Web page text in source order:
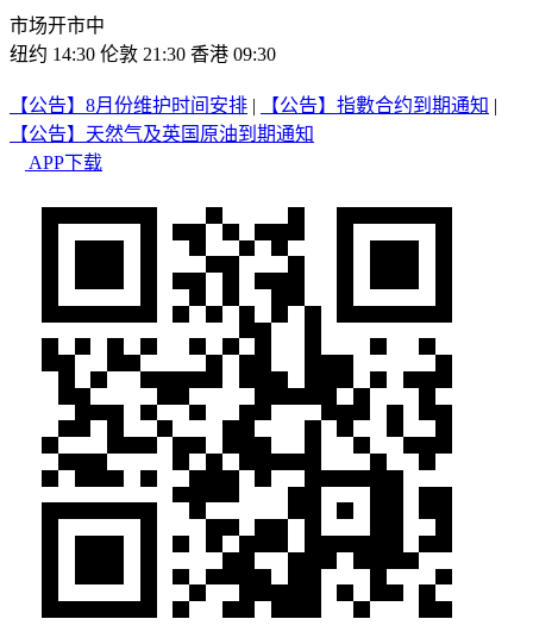
市场开市中
纽约 14:30 伦敦 21:30 香港 09:30
【公告】8月份维护时间安排 | 【公告】指數合约到期通知 |
【公告】天然气及英国原油到期通知
APP下载